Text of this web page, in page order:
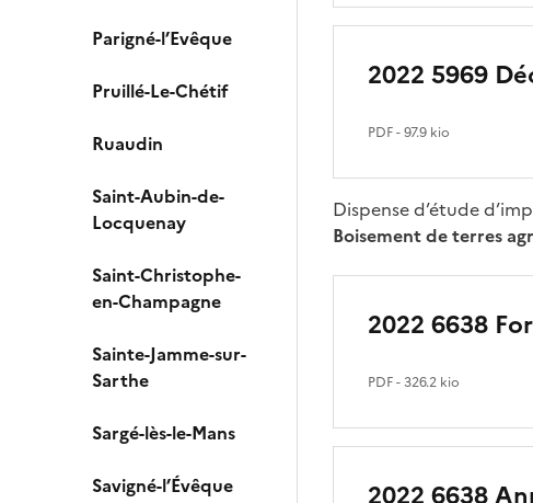
Parigné-l’Evêque
Pruillé-Le-Chétif
Ruaudin
Saint-Aubin-de-
Locquenay
Saint-Christophe-
en-Champagne
Sainte-Jamme-sur-
Sarthe
Sargé-lès-le-Mans
Savigné-l’Évêque
2022 5969
PDF- 97.9 kio
Dispense d’étude
Boisement de terres
2022 6638
PDF- 326.2 kio